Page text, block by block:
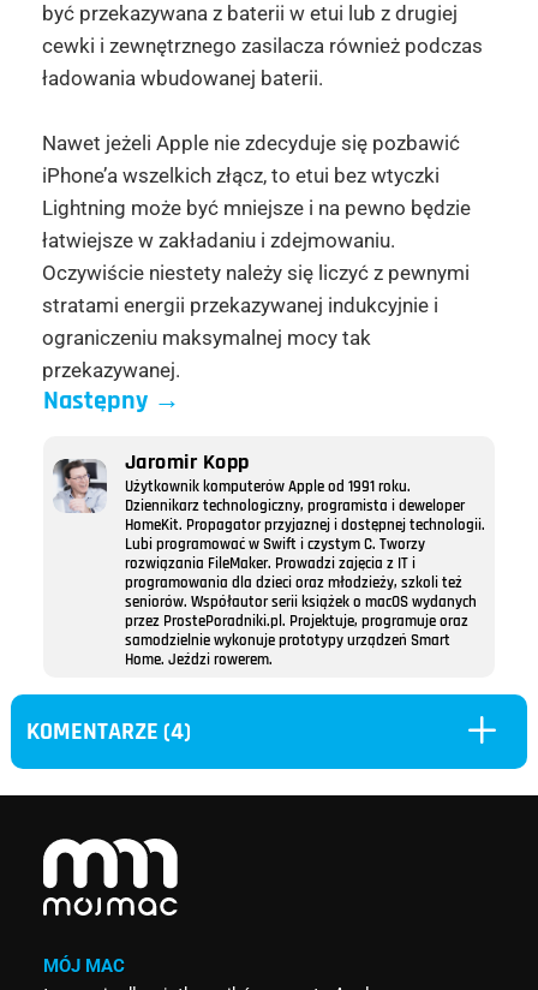
być przekazywana z baterii w etui lub z drugiej
cewki i zewnętrznego zasilacza również podczas
ładowania wbudowanej baterii.
Nawet jeżeli Apple nie zdecyduje się pozbawić
iPhone’a wszelkich złącz, to etui bez wtyczki
Lightning może być mniejsze i na pewno będzie
łatwiejsze w zakładaniu i zdejmowaniu.
Oczywiście niestety należy się liczyć z pewnymi
stratami energii przekazywanej indukcyjnie i
ograniczeniu maksymalnej mocy tak
przekazywanej.
Następny→
Jaromir Kopp
Użytkownik komputerów Apple od 1991 roku.
Dziennikarz technologiczny, programista i deweloper
HomeKit. Propagator przyjaznej i dostępnej technologii.
Lubi programować w Swift i czystym C. Tworzy
rozwiązania FileMaker. Prowadzi zajęcia z IT i
programowania dla dzieci oraz młodzieży, szkoli też
seniorów. Współautor serii książek o macOS wydanych
przez ProstePoradniki.pl. Projektuje, programuje oraz
samodzielnie wykonuje prototypy urządzeń Smart
Home. Jeździ rowerem.
KOMENTARZE (4) L
MÓJ MAC